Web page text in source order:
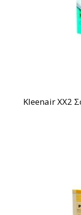
Kleenair XX2